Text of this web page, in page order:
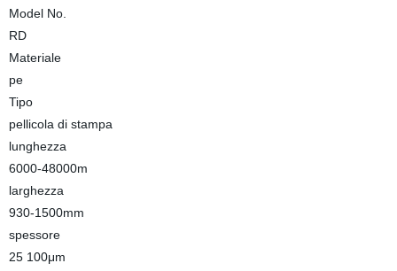
Model No.
RD
Materiale
pe
Tipo
pellicola di stampa
lunghezza
6000-48000m
larghezza
930-1500mm
spessore
25 100μm